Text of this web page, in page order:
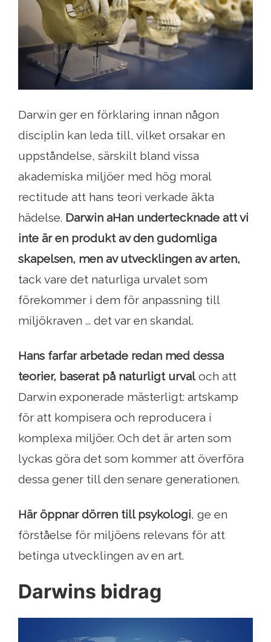
Darwin ger en förklaring innan någon
disciplin kan leda till, vilket orsakar en
uppståndelse, särskilt bland vissa
akademiska miljöer med hög moral
rectitude att hans teori verkade äkta
hädelse. Darwin aHan undertecknade att vi
inte är en produkt av den gudomliga
skapelsen, men av utvecklingen av arten,
tack vare det naturliga urvalet som
förekommer i dem för anpassning till
miljökraven ... det var en skandal.
Hans farfar arbetade redan med dessa
teorier, baserat på naturligt urvaloch att
Darwin exponerade mästerligt: ​​artskamp
för att kompisera och reproducera i
komplexa miljöer. Och det är arten som
lyckas göra det som kommer att överföra
dessa gener till den senare generationen.
Här öppnar dörren till psykologi, ge en
förståelse för miljöens relevans för att
betinga utvecklingen av en art.
Darwins bidrag